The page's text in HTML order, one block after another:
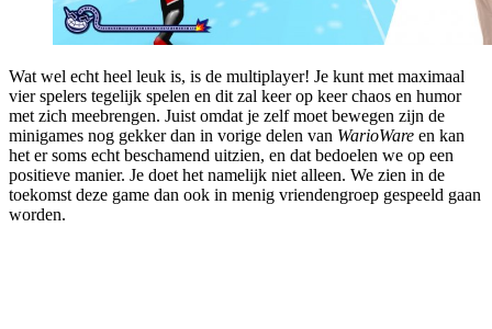
Wat wel echt heel leuk is, is de multiplayer! Je kunt met maximaal
vier spelers tegelijk spelen en dit zal keer op keer chaos en humor
met zich meebrengen. Juist omdat je zelf moet bewegen zijn de
minigames nog gekker dan in vorige delen van WarioWare en kan
het er soms echt beschamend uitzien, en dat bedoelen we op een
positieve manier. Je doet het namelijk niet alleen. We zien in de
toekomst deze game dan ook in menig vriendengroep gespeeld gaan
worden.